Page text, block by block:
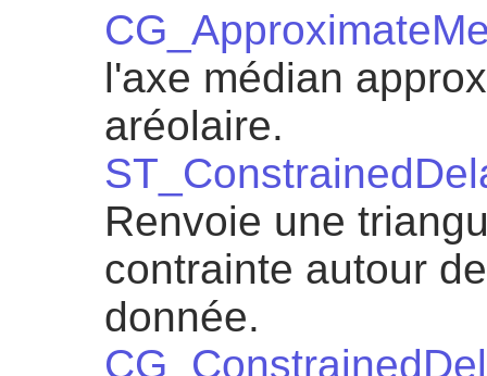
l'axe médian
aréolaire.
Renvoie une
contrainte autour
donnée.